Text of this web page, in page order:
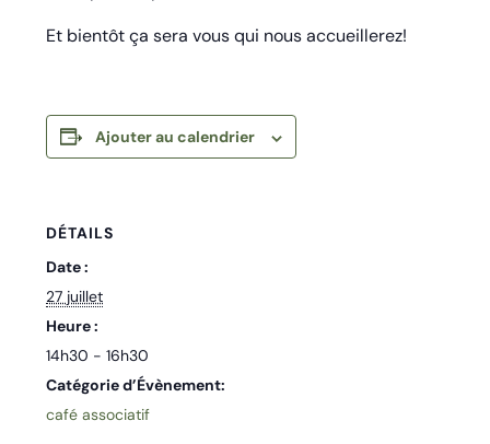
Et bientôt ça sera vous qui nous accueillerez!
Ajouter au calendrier
DÉTAILS
Date :
27 juillet
Heure :
14h30 - 16h30
Catégorie d’Évènement:
café associatif